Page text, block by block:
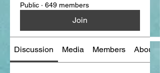
Public · 649 members
Join
Discussion Media Members About